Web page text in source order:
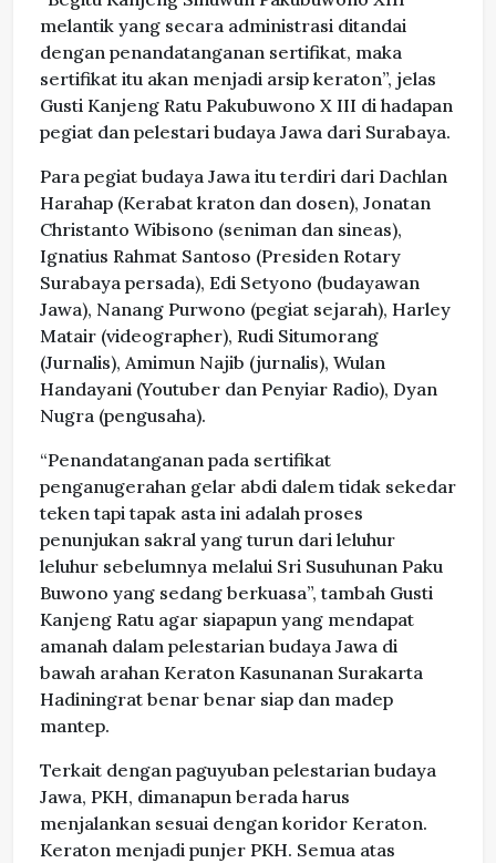
melantik yang secara administrasi ditandai
dengan penandatanganan sertifikat, maka
sertifikat itu akan menjadi arsip keraton”, jelas
Gusti Kanjeng Ratu Pakubuwono X III di hadapan
pegiat dan pelestari budaya Jawa dari Surabaya.
Para pegiat budaya Jawa itu terdiri dari Dachlan
Harahap (Kerabat kraton dan dosen), Jonatan
Christanto Wibisono (seniman dan sineas),
Ignatius Rahmat Santoso (Presiden Rotary
Surabaya persada), Edi Setyono (budayawan
Jawa), Nanang Purwono (pegiat sejarah), Harley
Matair (videographer), Rudi Situmorang
(Jurnalis), Amimun Najib (jurnalis), Wulan
Handayani (Youtuber dan Penyiar Radio), Dyan
Nugra (pengusaha).
“Penandatanganan pada sertifikat
penganugerahan gelar abdi dalem tidak sekedar
teken tapi tapak asta ini adalah proses
penunjukan sakral yang turun dari leluhur
leluhur sebelumnya melalui Sri Susuhunan Paku
Buwono yang sedang berkuasa”, tambah Gusti
Kanjeng Ratu agar siapapun yang mendapat
amanah dalam pelestarian budaya Jawa di
bawah arahan Keraton Kasunanan Surakarta
Hadiningrat benar benar siap dan madep
mantep.
Terkait dengan paguyuban pelestarian budaya
Jawa, PKH, dimanapun berada harus
menjalankan sesuai dengan koridor Keraton.
Keraton menjadi punjer PKH. Semua atas